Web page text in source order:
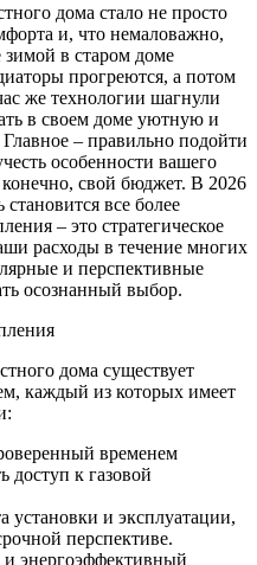
дома стало не просто
и, что немаловажно,
в старом доме
прогреются, а потом
же технологии шагнули
в своем доме уютную и
– правильно подойти
особенности вашего
свой бюджет. В 2026
становится все более
– это стратегическое
расходы в течение многих
и перспективные
осознанный выбор.
дома существует
каждый из которых имеет
временем
доступ к газовой
установки и эксплуатации,
перспективе.
энергоэффективный